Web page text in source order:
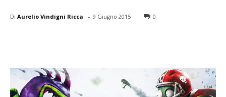
Di Aurelio Vindigni Ricca - 9 Giugno 2015 0